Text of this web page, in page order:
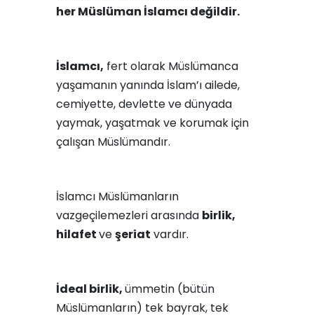
her Müslüman İslamcı değildir.
İslamcı, fert olarak Müslümanca
yaşamanın yanında İslam’ı ailede,
cemiyette, devlette ve dünyada
yaymak, yaşatmak ve korumak için
çalışan Müslümandır.
İslamcı Müslümanların
vazgeçilemezleri arasında birlik,
hilafetveşeriat vardır.
İdeal birlik,ümmetin (bütün
Müslümanların) tek bayrak, tek